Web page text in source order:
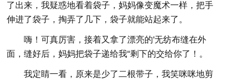
了出来，我疑惑地看着袋子，妈妈像变魔术一样，把手
伸进了袋子，掏弄了几下，袋子就能站起来了。
嗨！可真厉害，接着又拿了漂亮的'无纺布缝在外
面，缝好后，妈妈把袋子递给我“剩下的交给你了！。
我定睛一看，原来是少了二根带子，我笑咪咪地剪